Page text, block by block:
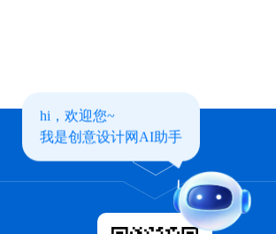
hi，欢迎您~
我是创意设计网AI助手